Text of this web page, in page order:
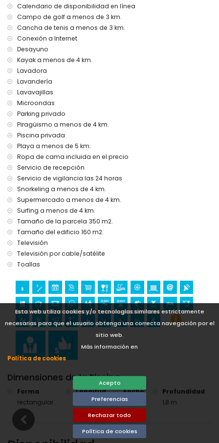
Esta web utiliza cookies y/o tecnologías similares estrictamente
necesarias para que el usuario obtenga una correcta navegación por el
sitio web.
Más información en
Política de cookies
.
Acepto
Preferencias
Rechazar todo
Política de cookies
Instalaciones y servicios incluidos en el precio del alquiler
de esta casa de vacaciones
internet (WiFi)
aspiradora y plancha y tabla de planchar
ropa de cama y toallas
servicio de recepción, servicio de vigilancia 24 horas y
servicio de emergencia 24 horas
Instalaciones y servicios con cargo adicional
desayuno
servicio de lavandería
calefacción central y aire acondicionado
calefacción de la piscina
cuna para niños (bajo demanda)
Entretenimiento y actividades recreativas para sus
vacaciones en Altea, Costa Blanca
bar y paseo marítimo (a menos de 5 kilómetros de la
casa)
parque temático (Terra Mítica), zoológico (Terra Natura) y
parque acuático (Aquapark) (a menos de 10 kilómetros de
la casa)
Monumentos y cultura en Altea, Costa Blanca
castillo (Guadalest) (a menos de 25 kilómetros del
Deportes
menos de 5 kilómetros de la casa)
paseos a caballo (a menos de 10 kilómetros de la casa)
Calendario de disponibilidad en línea
Campo de golf a menos de 3 km.
Cancha de tenis a menos de 3 km.
Conexión a Internet
Desayuno
Kayak a menos de 4 km.
Lavadora
Lavandería
Lavavajillas
Microondas
Parking privado
Piragüismo a menos de 4 km.
Piscina privada
Playa a menos de 5 km.
Ropa de cama incluida en el precio
Servicio de recepción
Servicio de vigilancia las 24 horas
Snorkeling a menos de 4 km.
Supermercado a menos de 4 km.
Surfing a menos de 4 km.
Tamaño de la parcela 350 m2.
Tamaño del edificio 160 m2.
Televisión
Televisión por cable/satélite
Toallas
Dimensiones de la Piscina
Forma:
rectangular
Longitud:
Ancho:
3 m.
Profundidad:
1,8 m.